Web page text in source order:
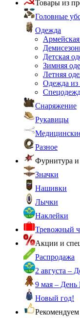
Товары из
Головные
Одежда
Детская
Зимняя
Летняя
Одежда из
Снаряжение
Рукавицы
Разное
Фурнитура и
Значки
Нашивки
Лычки
Наклейки
Тревожный
Акции и
Распродажа
2 августа –
9 мая –
Новый год!
Рекомендуем